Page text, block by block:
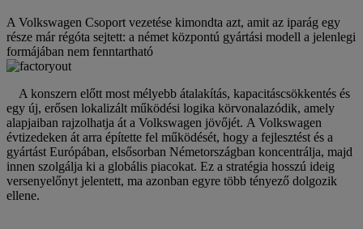
A Volkswagen Csoport vezetése kimondta azt, amit az iparág egy
része már régóta sejtett: a német központú gyártási modell a jelenlegi
formájában nem fenntartható
A konszern előtt most mélyebb átalakítás, kapacitáscsökkentés és
egy új, erősen lokalizált működési logika körvonalazódik, amely
alapjaiban rajzolhatja át a Volkswagen jövőjét. A Volkswagen
évtizedeken át arra építette fel működését, hogy a fejlesztést és a
gyártást Európában, elsősorban Németországban koncentrálja, majd
innen szolgálja ki a globális piacokat. Ez a stratégia hosszú ideig
versenyelőnyt jelentett, ma azonban egyre több tényező dolgozik
ellene.